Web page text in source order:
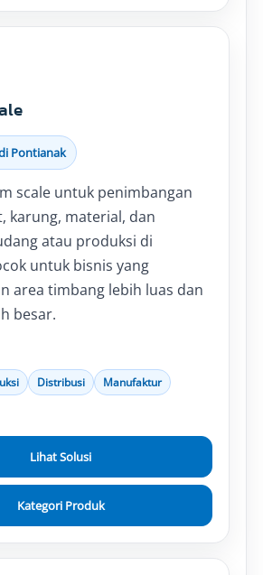
Pontianak
scale untuk penimbangan
karung, material, dan
atau produksi di
untuk bisnis yang
area timbang lebih luas dan
besar.
Distribusi
Manufaktur
Lihat Solusi
Kategori Produk